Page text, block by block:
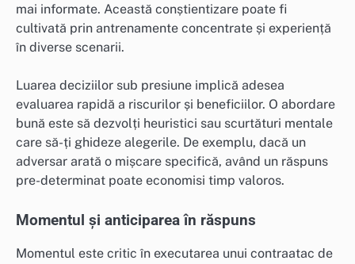
mai informate. Această conștientizare poate fi
cultivată prin antrenamente concentrate și experiență
în diverse scenarii.
Luarea deciziilor sub presiune implică adesea
evaluarea rapidă a riscurilor și beneficiilor. O abordare
bună este să dezvolți heuristici sau scurtături mentale
care să-ți ghideze alegerile. De exemplu, dacă un
adversar arată o mișcare specifică, având un răspuns
pre-determinat poate economisi timp valoros.
Momentul și anticiparea în răspuns
Momentul este critic în executarea unui contraatac de